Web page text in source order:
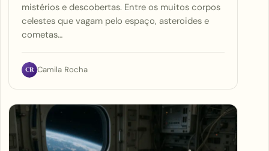
mistérios e descobertas. Entre os muitos corpos
celestes que vagam pelo espaço, asteroides e
cometas…
CR Camila Rocha